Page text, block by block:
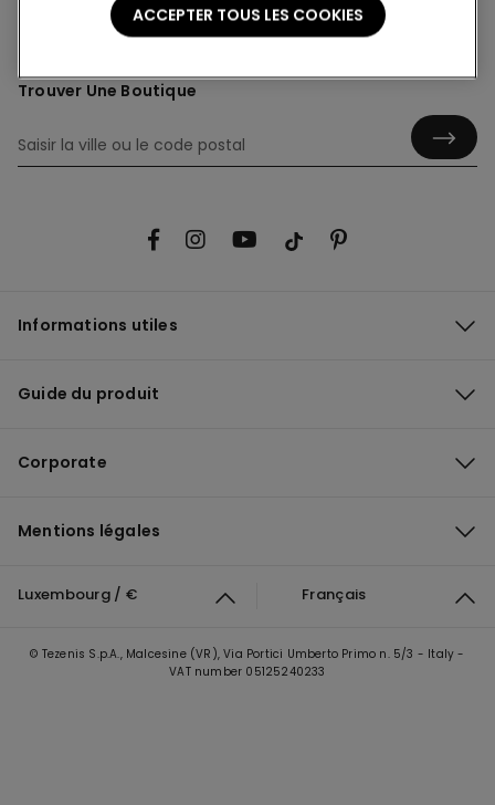
Trouver Une Boutique
Informations utiles
Guide du produit
Corporate
Mentions légales
Luxembourg / € Français
© Tezenis S.p.A., Malcesine (VR), Via Portici Umberto Primo n. 5/3 - Italy -
VAT number 05125240233
ACCEPTER TOUS LES COOKIES